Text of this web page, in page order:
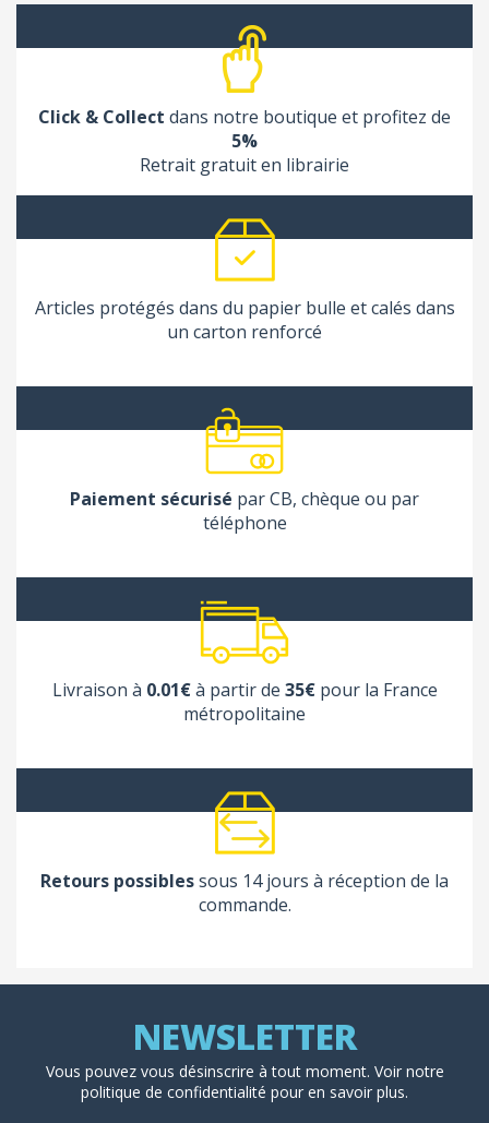
Click & Collect dans notre boutique et profitez de
5%
Retrait gratuit en librairie
Articles protégés dans du papier bulle et calés dans
un carton renforcé
Paiement sécurisé par CB, chèque ou par
téléphone
Livraison à 0.01€à partir de 35€pour la France
métropolitaine
Retours possiblessous 14 jours à réception de la
commande.
Vous pouvez vous désinscrire à tout moment. Voir notre
politique de confidentialité pour en savoir plus.